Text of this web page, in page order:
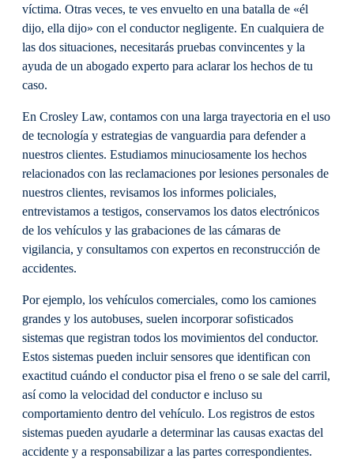
víctima. Otras veces, te ves envuelto en una batalla de «él
dijo, ella dijo» con el conductor negligente. En cualquiera de
las dos situaciones, necesitarás pruebas convincentes y la
ayuda de un abogado experto para aclarar los hechos de tu
caso.
En Crosley Law, contamos con una larga trayectoria en el uso
de tecnología y estrategias de vanguardia para defender a
nuestros clientes. Estudiamos minuciosamente los hechos
relacionados con las reclamaciones por lesiones personales de
nuestros clientes, revisamos los informes policiales,
entrevistamos a testigos, conservamos los datos electrónicos
de los vehículos y las grabaciones de las cámaras de
vigilancia, y consultamos con expertos en reconstrucción de
accidentes.
Por ejemplo, los vehículos comerciales, como los camiones
grandes y los autobuses, suelen incorporar sofisticados
sistemas que registran todos los movimientos del conductor.
Estos sistemas pueden incluir sensores que identifican con
exactitud cuándo el conductor pisa el freno o se sale del carril,
así como la velocidad del conductor e incluso su
comportamiento dentro del vehículo. Los registros de estos
sistemas pueden ayudarle a determinar las causas exactas del
accidente y a responsabilizar a las partes correspondientes.